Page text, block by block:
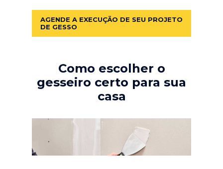
AGENDE A EXECUÇÃO DE SEU PROJETO
DE GESSO
Como escolher o
gesseiro certo para sua
casa